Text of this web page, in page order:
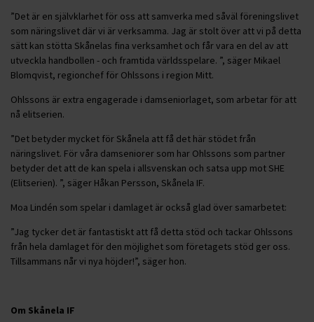
”Det är en självklarhet för oss att samverka med såväl föreningslivet
som näringslivet där vi är verksamma. Jag är stolt över att vi på detta
sätt kan stötta Skånelas fina verksamhet och får vara en del av att
utveckla handbollen - och framtida världsspelare. ”, säger Mikael
Blomqvist, regionchef för Ohlssons i region Mitt.
Ohlssons är extra engagerade i damseniorlaget, som arbetar för att
nå elitserien.
”Det betyder mycket för Skånela att få det här stödet från
näringslivet. För våra damseniorer som har Ohlssons som partner
betyder det att de kan spela i allsvenskan och satsa upp mot SHE
(Elitserien). ”, säger Håkan Persson, Skånela IF.
Moa Lindén som spelar i damlaget är också glad över samarbetet:
”Jag tycker det är fantastiskt att få detta stöd och tackar Ohlssons
från hela damlaget för den möjlighet som företagets stöd ger oss.
Tillsammans når vi nya höjder!”, säger hon.
Om Skånela IF